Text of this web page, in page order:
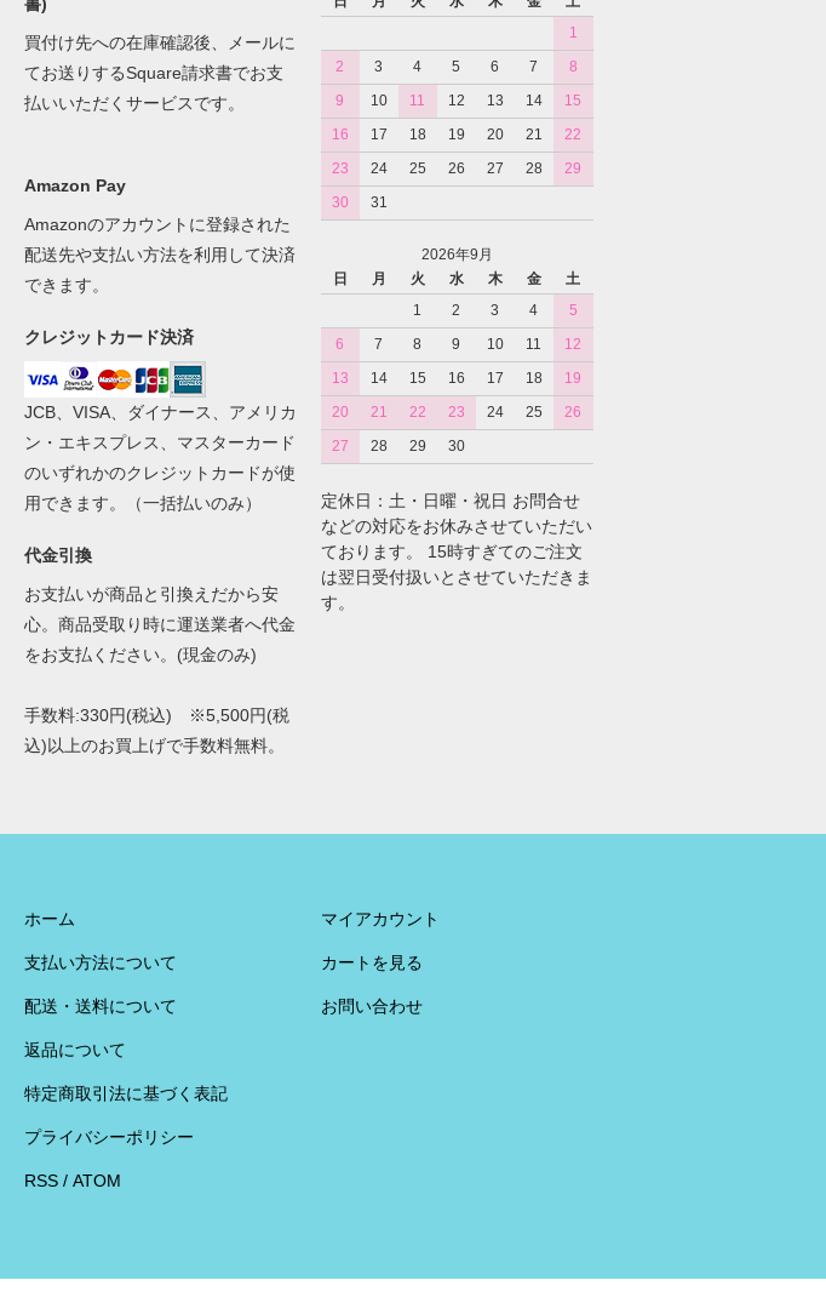
買付け先への在庫確認後、メールに
てお送りするSquare請求書でお支
払いいただくサービスです。
Amazon Pay
Amazonのアカウントに登録された
配送先や支払い方法を利用して決済
できます。
クレジットカード決済
JCB、VISA、ダイナース、アメリカ
ン・エキスプレス、マスターカード
のいずれかのクレジットカードが使
用できます。（一括払いのみ）
代金引換
お支払いが商品と引換えだから安
心。商品受取り時に運送業者へ代金
をお支払ください。(現金のみ)
手数料:330円(税込) ※5,500円(税
込)以上のお買上げで手数料無料。
1
2
3 4 5 6 7
8
9
10 11 12 13 14
15
16
17 18 19 20 21
22
23
24 25 26 27 28
29
30
31
2026年9月
日
月 火 水 木 金
土
1
2 3 4
5
6
7 8 9 10 11
12
13
14 15 16 17 18
19
20
21 22 23 24 25
26
27
28 29 30
定休日：土・日曜・祝日 お問合せ
などの対応をお休みさせていただい
ております。 15時すぎてのご注文
は翌日受付扱いとさせていただきま
す。
ホーム
支払い方法について
配送・送料について
返品について
特定商取引法に基づく表記
プライバシーポリシー
RSS/ ATOM
マイアカウント
カートを見る
お問い合わせ